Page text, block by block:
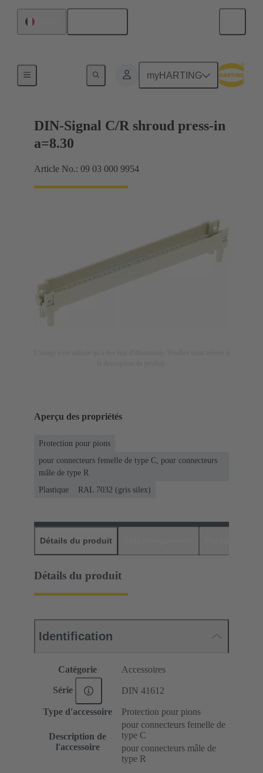
myHARTING
Raccordement carte mère à carte fille
DIN-Signal C/R shroud press-in
a=8.30
Article No.: 09 03 000 9954
Aperçu des propriétés
Protection pour pions
pour connecteurs femelle de type C, pour connecteurs
mâle de type R
Plastique
RAL 7032 (gris silex)
Détails du produit
Détails du produit
Identification
Catégorie Accessoires
Série DIN 41612
Type d'accessoire Protection pour pions
Description de
l'accessoire
pour connecteurs femelle de
type C
pour connecteurs mâle de
type R